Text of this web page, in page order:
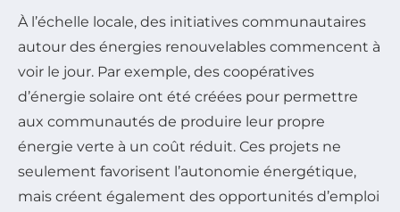
À l’échelle locale, des initiatives communautaires
autour des énergies renouvelables commencent à
voir le jour. Par exemple, des coopératives
d’énergie solaire ont été créées pour permettre
aux communautés de produire leur propre
énergie verte à un coût réduit. Ces projets ne
seulement favorisent l’autonomie énergétique,
mais créent également des opportunités d’emploi